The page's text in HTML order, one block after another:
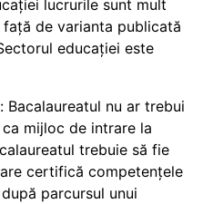
lucrurile sunt mult
de varianta publicată
educației este
Bacalaureatul nu ar trebui
mijloc de intrare la
trebuie să fie
certifică competențele
parcursul unui